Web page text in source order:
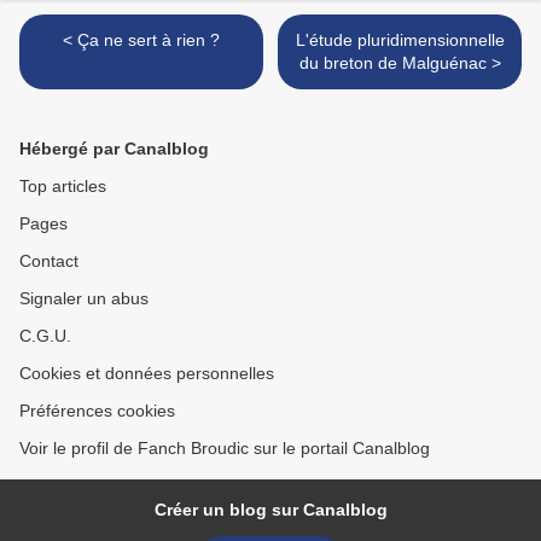
< Ça ne sert à rien ?
L'étude pluridimensionnelle
du breton de Malguénac >
Hébergé par Canalblog
Top articles
Pages
Contact
Signaler un abus
C.G.U.
Cookies et données personnelles
Préférences cookies
Voir le profil de Fanch Broudic sur le portail Canalblog
Créer un blog sur Canalblog